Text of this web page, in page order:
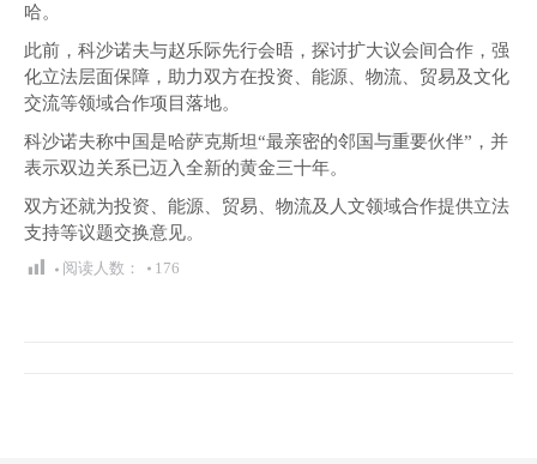
哈。
此前，科沙诺夫与赵乐际先行会晤，探讨扩大议会间合作，强
化立法层面保障，助力双方在投资、能源、物流、贸易及文化
交流等领域合作项目落地。
科沙诺夫称中国是哈萨克斯坦“最亲密的邻国与重要伙伴”，并
表示双边关系已迈入全新的黄金三十年。
双方还就为投资、能源、贸易、物流及人文领域合作提供立法
支持等议题交换意见。
阅读人数： 176